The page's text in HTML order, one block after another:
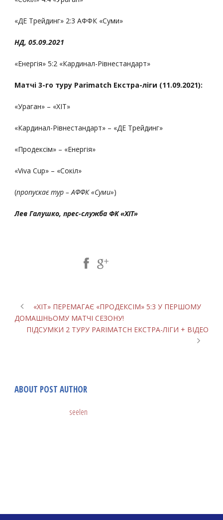
«ДЕ Трейдинг» 2:3 АФФК «Суми»
НД, 05.09.2021
«Енергія» 5:2 «Кардинал-Рівнестандарт»
Матчі 3-го туру Parimatch Екстра-ліги (11.09.2021):
«Ураган» – «ХІТ»
«Кардинал-Рівнестандарт» – «ДЕ Трейдинг»
«Продексім» – «Енергія»
«Viva Cup» – «Сокіл»
(пропускає тур – АФФК «Суми»)
Лев Галушко, прес-служба ФК «ХІТ»
«ХІТ» ПЕРЕМАГАЄ «ПРОДЕКСІМ» 5:3 У ПЕРШОМУ
ДОМАШНЬОМУ МАТЧІ СЕЗОНУ!
ПІДСУМКИ 2 ТУРУ PARIMATCH ЕКСТРА-ЛІГИ + ВІДЕО
ABOUT POST AUTHOR
seelen